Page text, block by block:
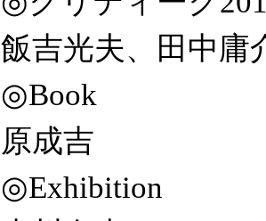
飯吉光夫、田中庸
◎Book
原成吉
◎Exhibition